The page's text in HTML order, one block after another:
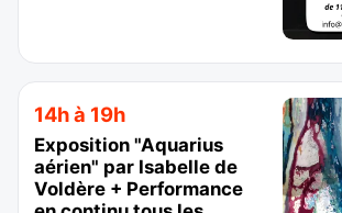
14h à 19h
Exposition "Aquarius
aérien" par Isabelle de
Voldère + Performance